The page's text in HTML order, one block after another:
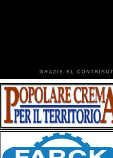
GRAZIE AL